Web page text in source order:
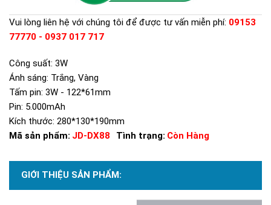
Vui lòng liên hệ với chúng tôi để được tư vấn miễn phí: 09153
77770 - 0937 017 717
Công suất: 3W
Ánh sáng: Trắng, Vàng
Tấm pin: 3W - 122*61mm
Pin: 5.000mAh
Kích thước: 280*130*190mm
Mã sản phẩm: JD-DX88 Tình trạng: Còn Hàng
GIỚI THIỆU SẢN PHẨM: